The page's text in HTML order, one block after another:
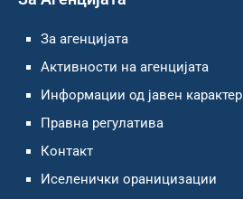
За агенцијата
Активности на агенцијата
Информации од јавен карактер
Правна регулатива
Контакт
Иселенички ораницизации